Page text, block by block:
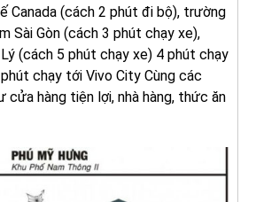
Canada (cách 2 phút đi bộ), trường
Sài Gòn (cách 3 phút chạy xe),
(cách 5 phút chạy xe) 4 phút chạy
chạy tới Vivo City Cùng các
cửa hàng tiện lợi, nhà hàng, thức ăn